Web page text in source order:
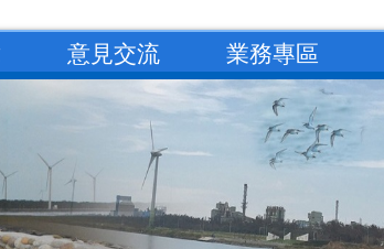
意見交流 業務專區